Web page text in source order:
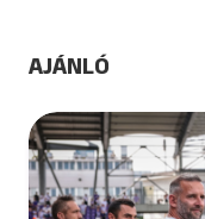
AJÁNLÓ